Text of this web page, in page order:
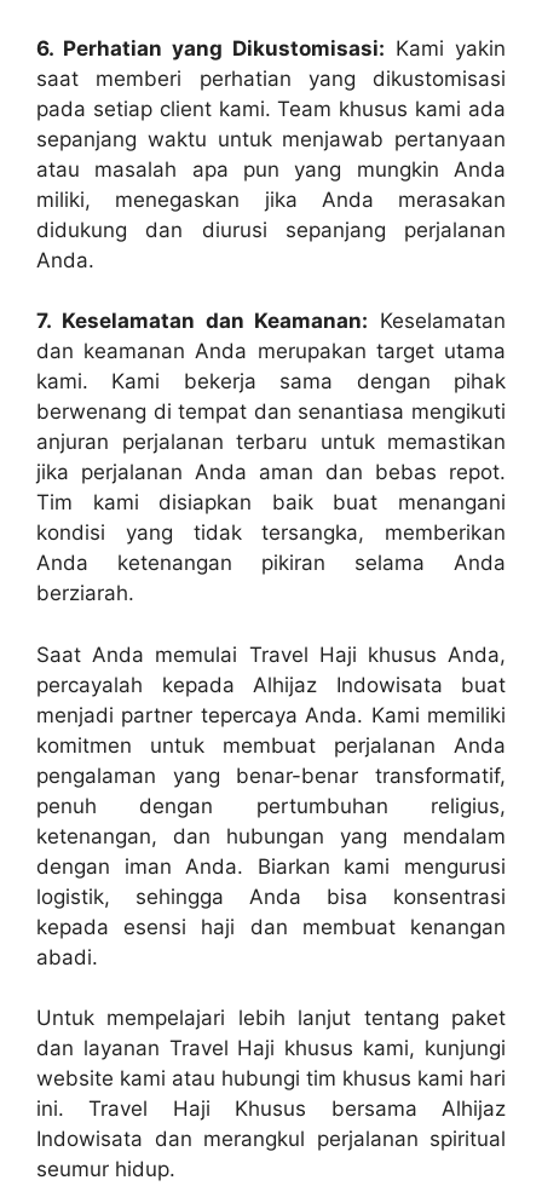
6. Perhatian yang Dikustomisasi: Kami yakin
saat memberi perhatian yang dikustomisasi
pada setiap client kami. Team khusus kami ada
sepanjang waktu untuk menjawab pertanyaan
atau masalah apa pun yang mungkin Anda
miliki, menegaskan jika Anda merasakan
didukung dan diurusi sepanjang perjalanan
Anda.
7. Keselamatan dan Keamanan: Keselamatan
dan keamanan Anda merupakan target utama
kami. Kami bekerja sama dengan pihak
berwenang di tempat dan senantiasa mengikuti
anjuran perjalanan terbaru untuk memastikan
jika perjalanan Anda aman dan bebas repot.
Tim kami disiapkan baik buat menangani
kondisi yang tidak tersangka, memberikan
Anda ketenangan pikiran selama Anda
berziarah.
Saat Anda memulai Travel Haji khusus Anda,
percayalah kepada Alhijaz Indowisata buat
menjadi partner tepercaya Anda. Kami memiliki
komitmen untuk membuat perjalanan Anda
pengalaman yang benar-benar transformatif,
penuh dengan pertumbuhan religius,
ketenangan, dan hubungan yang mendalam
dengan iman Anda. Biarkan kami mengurusi
logistik, sehingga Anda bisa konsentrasi
kepada esensi haji dan membuat kenangan
abadi.
Untuk mempelajari lebih lanjut tentang paket
dan layanan Travel Haji khusus kami, kunjungi
website kami atau hubungi tim khusus kami hari
ini. Travel Haji Khusus bersama Alhijaz
Indowisata dan merangkul perjalanan spiritual
seumur hidup.